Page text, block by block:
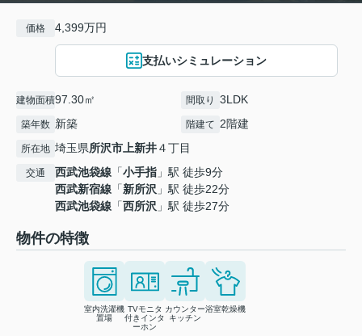
価格 4,399万円
支払いシミュレーション
建物面積97.30㎡ 間取り 3LDK
築年数 新築 階建て 2階建
所在地 埼玉県所沢市上新井４丁目
交通 西武池袋線 「小手指 」駅 徒歩9分
西武新宿線 「新所沢 」駅 徒歩22分
西武池袋線 「西所沢 」駅 徒歩27分
物件の特徴
室内洗濯機
置場
TVモニタ
付きインタ
ーホン
カウンター
キッチン
浴室乾燥機